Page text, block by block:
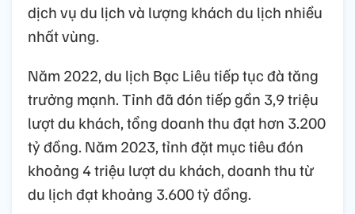
dịch vụ du lịch và lượng khách du lịch nhiều
nhất vùng.
Năm 2022, du lịch Bạc Liêu tiếp tục đà tăng
trưởng mạnh. Tỉnh đã đón tiếp gần 3,9 triệu
lượt du khách, tổng doanh thu đạt hơn 3.200
tỷ đồng. Năm 2023, tỉnh đặt mục tiêu đón
khoảng 4 triệu lượt du khách, doanh thu từ
du lịch đạt khoảng 3.600 tỷ đồng.